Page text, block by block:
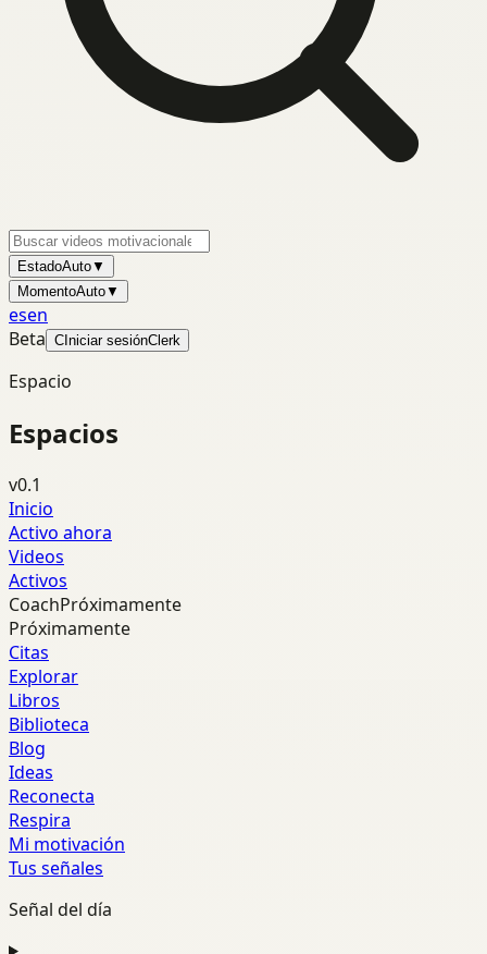
EstadoAuto▼
MomentoAuto▼
esen
Beta C Iniciar sesiónClerk
Espacio
Espacios
v0.1
Inicio
Activo ahora
Videos
Activos
CoachPróximamente
Próximamente
Citas
Explorar
Libros
Biblioteca
Blog
Ideas
Reconecta
Respira
Mi motivación
Tus señales
Señal del día